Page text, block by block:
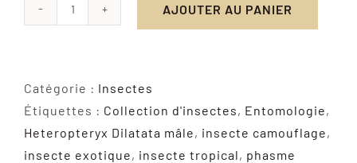
quantité
Dilatata
(Mâle)-
Phasme
Malaisien
AJOUTER AU PANIER
Catégorie : Insectes
Étiquettes : Collection d'insectes, Entomologie,
Heteropteryx Dilatata mâle, insecte camouflage,
insecte exotique, insecte tropical, phasme